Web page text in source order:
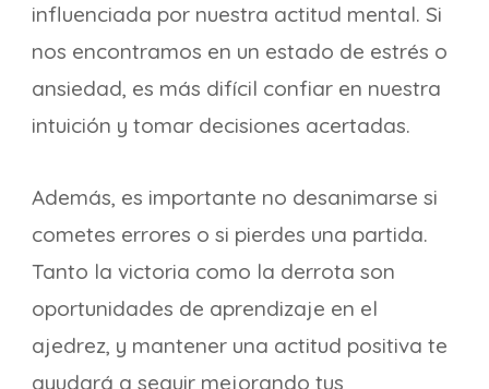
influenciada por nuestra actitud mental. Si
nos encontramos en un estado de estrés o
ansiedad, es más difícil confiar en nuestra
intuición y tomar decisiones acertadas.
Además, es importante no desanimarse si
cometes errores o si pierdes una partida.
Tanto la victoria como la derrota son
oportunidades de aprendizaje en el
ajedrez, y mantener una actitud positiva te
ayudará a seguir mejorando tus